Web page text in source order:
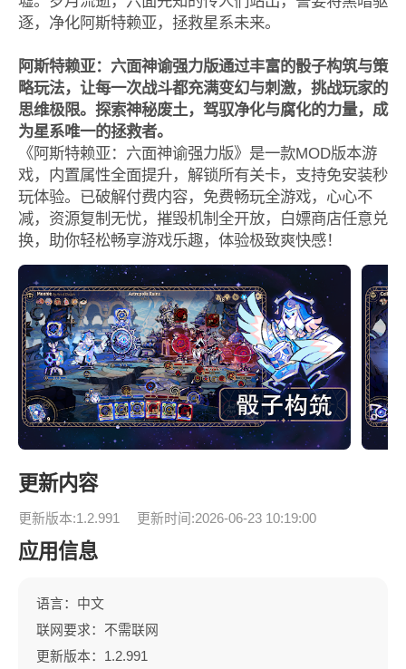
逐，净化阿斯特赖亚，拯救星系未来。
阿斯特赖亚：六面神谕强力版通过丰富的骰子构筑与策
略玩法，让每一次战斗都充满变幻与刺激，挑战玩家的
思维极限。探索神秘废土，驾驭净化与腐化的力量，成
为星系唯一的拯救者。
《阿斯特赖亚：六面神谕强力版》是一款MOD版本游
戏，内置属性全面提升，解锁所有关卡，支持免安装秒
玩体验。已破解付费内容，免费畅玩全游戏，心心不
减，资源复制无忧，摧毁机制全开放，白嫖商店任意兑
换，助你轻松畅享游戏乐趣，体验极致爽快感！
更新内容
更新版本:1.2.991 更新时间:2026-06-23 10:19:00
应用信息
语言：中文
联网要求：不需联网
更新版本：1.2.991